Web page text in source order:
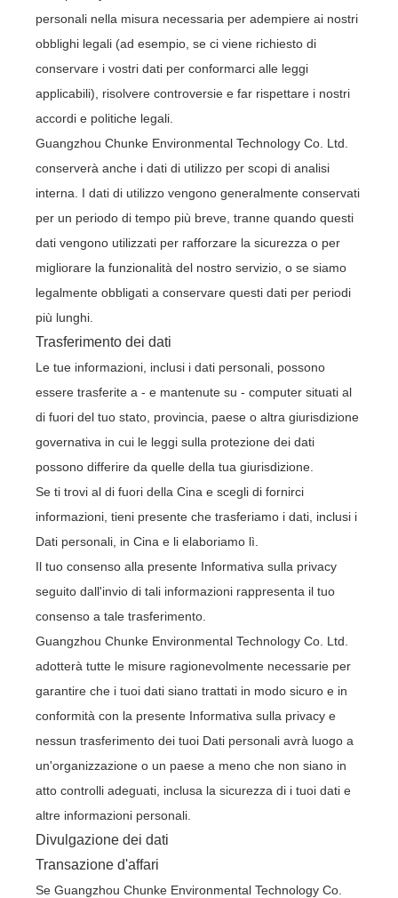
personali nella misura necessaria per adempiere ai nostri
obblighi legali (ad esempio, se ci viene richiesto di
conservare i vostri dati per conformarci alle leggi
applicabili), risolvere controversie e far rispettare i nostri
accordi e politiche legali.
Guangzhou Chunke Environmental Technology Co. Ltd.
conserverà anche i dati di utilizzo per scopi di analisi
interna. I dati di utilizzo vengono generalmente conservati
per un periodo di tempo più breve, tranne quando questi
dati vengono utilizzati per rafforzare la sicurezza o per
migliorare la funzionalità del nostro servizio, o se siamo
legalmente obbligati a conservare questi dati per periodi
più lunghi.
Trasferimento dei dati
Le tue informazioni, inclusi i dati personali, possono
essere trasferite a - e mantenute su - computer situati al
di fuori del tuo stato, provincia, paese o altra giurisdizione
governativa in cui le leggi sulla protezione dei dati
possono differire da quelle della tua giurisdizione.
Se ti trovi al di fuori della Cina e scegli di fornirci
informazioni, tieni presente che trasferiamo i dati, inclusi i
Dati personali, in Cina e li elaboriamo lì.
Il tuo consenso alla presente Informativa sulla privacy
seguito dall'invio di tali informazioni rappresenta il tuo
consenso a tale trasferimento.
Guangzhou Chunke Environmental Technology Co. Ltd.
adotterà tutte le misure ragionevolmente necessarie per
garantire che i tuoi dati siano trattati in modo sicuro e in
conformità con la presente Informativa sulla privacy e
nessun trasferimento dei tuoi Dati personali avrà luogo a
un'organizzazione o un paese a meno che non siano in
atto controlli adeguati, inclusa la sicurezza di i tuoi dati e
altre informazioni personali.
Divulgazione dei dati
Transazione d'affari
Se Guangzhou Chunke Environmental Technology Co.